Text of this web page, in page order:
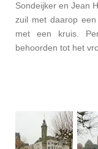
Sondeijker en Jean
zuil met daarop
met een kruis.
behoorden tot het